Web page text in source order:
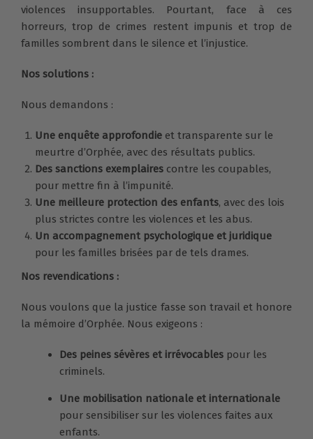
violences insupportables. Pourtant, face à ces
horreurs, trop de crimes restent impunis et trop de
familles sombrent dans le silence et l’injustice.
Nos solutions :
Nous demandons :
Une enquête approfondie et transparente sur le
meurtre d’Orphée, avec des résultats publics.
Des sanctions exemplaires contre les coupables,
pour mettre fin à l’impunité.
Une meilleure protection des enfants, avec des lois
plus strictes contre les violences et les abus.
Un accompagnement psychologique et juridique
pour les familles brisées par de tels drames.
Nos revendications :
Nous voulons que la justice fasse son travail et honore
la mémoire d’Orphée. Nous exigeons :
Des peines sévères et irrévocables pour les
criminels.
Une mobilisation nationale et internationale
pour sensibiliser sur les violences faites aux
enfants.